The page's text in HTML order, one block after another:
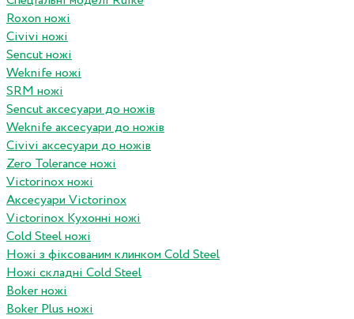
Roxon ножi
Civivi ножі
Sencut ножі
Weknife ножі
SRM ножі
Sencut аксесуари до ножів
Weknife аксесуари до ножів
Civivi аксесуари до ножів
Zero Tolerance ножі
Victorinox ножі
Аксесуари Victorinox
Victorinox Кухонні ножі
Cold Steel ножі
Ножі з фіксованим клинком Cold Steel
Ножі складні Cold Steel
Boker ножі
Boker Plus ножі